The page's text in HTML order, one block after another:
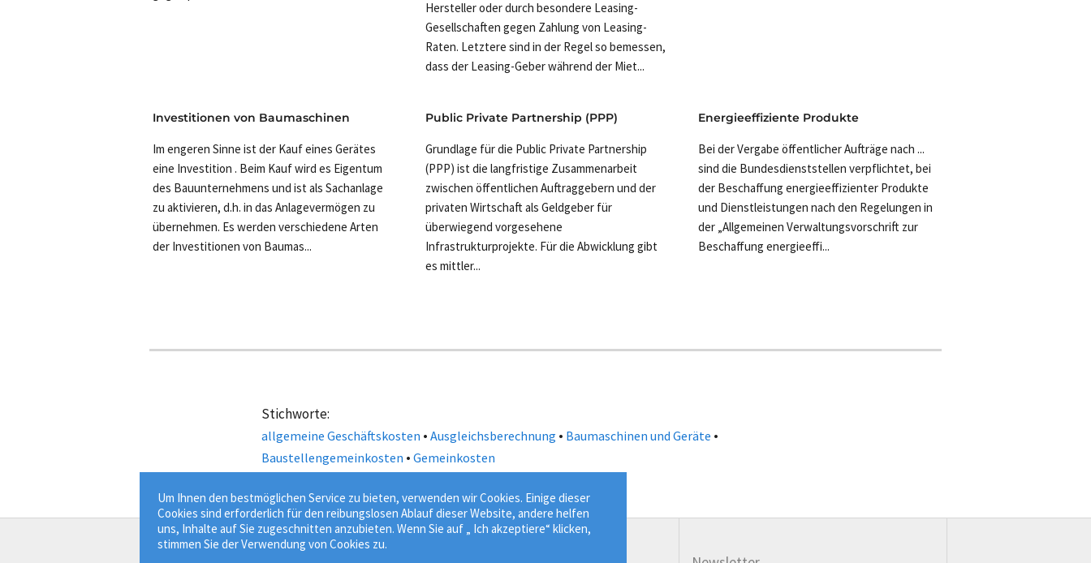
Hersteller oder durch besondere Leasing-
Gesellschaften gegen Zahlung von Leasing-
Raten. Letztere sind in der Regel so bemessen,
dass der Leasing-Geber während der Miet...
Investitionen von Baumaschinen
Im engeren Sinne ist der Kauf eines Gerätes
eine Investition . Beim Kauf wird es Eigentum
des Bauunternehmens und ist als Sachanlage
zu aktivieren, d.h. in das Anlagevermögen zu
übernehmen. Es werden verschiedene Arten
der Investitionen von Baumas...
Public Private Partnership (PPP)
Grundlage für die Public Private Partnership
(PPP) ist die langfristige Zusammenarbeit
zwischen öffentlichen Auftraggebern und der
privaten Wirtschaft als Geldgeber für
überwiegend vorgesehene
Infrastrukturprojekte. Für die Abwicklung gibt
es mittler...
Energieeffiziente Produkte
Bei der Vergabe öffentlicher Aufträge nach ...
sind die Bundesdienststellen verpflichtet, bei
der Beschaffung energieeffizienter Produkte
und Dienstleistungen nach den Regelungen in
der „Allgemeinen Verwaltungsvorschrift zur
Beschaffung energieeffi...
Stichworte:
allgemeine Geschäftskosten • Ausgleichsberechnung • Baumaschinen und Geräte •
Baustellengemeinkosten • Gemeinkosten
Um Ihnen den bestmöglichen Service zu bieten, verwenden wir Cookies. Einige dieser
Cookies sind erforderlich für den reibungslosen Ablauf dieser Website, andere helfen
uns, Inhalte auf Sie zugeschnitten anzubieten. Wenn Sie auf „ Ich akzeptiere“ klicken,
stimmen Sie der Verwendung von Cookies zu.